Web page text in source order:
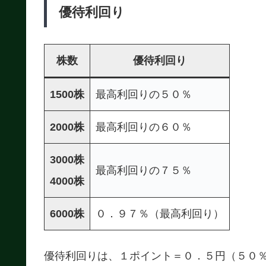
優待利回り
株数 優待利回り
1500株 最高利回りの５０％
2000株 最高利回りの６０％
3000株
4000株
最高利回りの７５％
6000株 ０．９７％（最高利回り）
優待利回りは、１ポイント＝０．５円（５０